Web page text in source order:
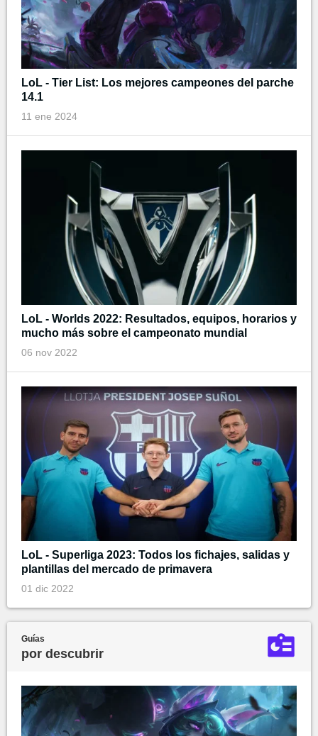
LoL - Tier List: Los mejores campeones del parche
14.1
11 ene 2024
LoL - Worlds 2022: Resultados, equipos, horarios y
mucho más sobre el campeonato mundial
06 nov 2022
LoL - Superliga 2023: Todos los fichajes, salidas y
plantillas del mercado de primavera
01 dic 2022
Guías
por descubrir